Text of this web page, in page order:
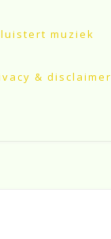
luistert muziek
& disclaimer